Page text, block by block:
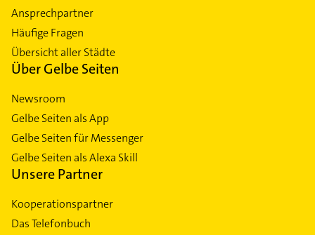
Ansprechpartner
Häufige Fragen
Übersicht aller Städte
Über Gelbe Seiten
Newsroom
Gelbe Seiten als App
Gelbe Seiten für Messenger
Gelbe Seiten als Alexa Skill
Unsere Partner
Kooperationspartner
Das Telefonbuch